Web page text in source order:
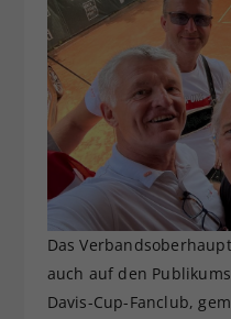
Das
auch auf den
Davis-Cup-Fanclub,